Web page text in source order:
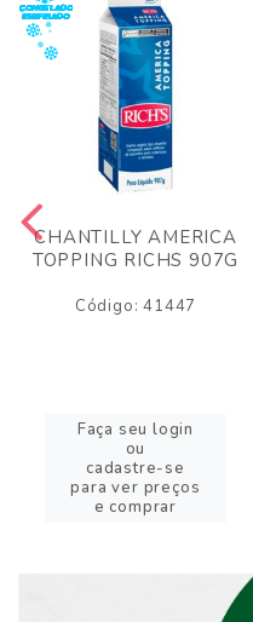
CHANTILLY AMERICA
TOPPING RICHS 907G
Código: 41447
Faça seu login
ou
cadastre-se
para ver preços
e comprar